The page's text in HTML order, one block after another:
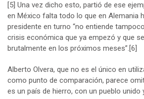
[5] Una vez dicho esto, partió de ese
en México falta todo lo que en Alemania
presidente en turno “no entiende
crisis económica que ya empezó y que
brutalmente en los próximos meses”. [6]
Alberto Olvera, que no es el único en
como punto de comparación, parece
es un país de hierro, con un pueblo unido